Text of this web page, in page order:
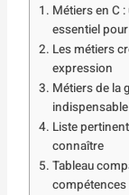
Métiers en C
essentiel
Les métiers
expression
Métiers de la
Liste
connaître
Tableau
compétences